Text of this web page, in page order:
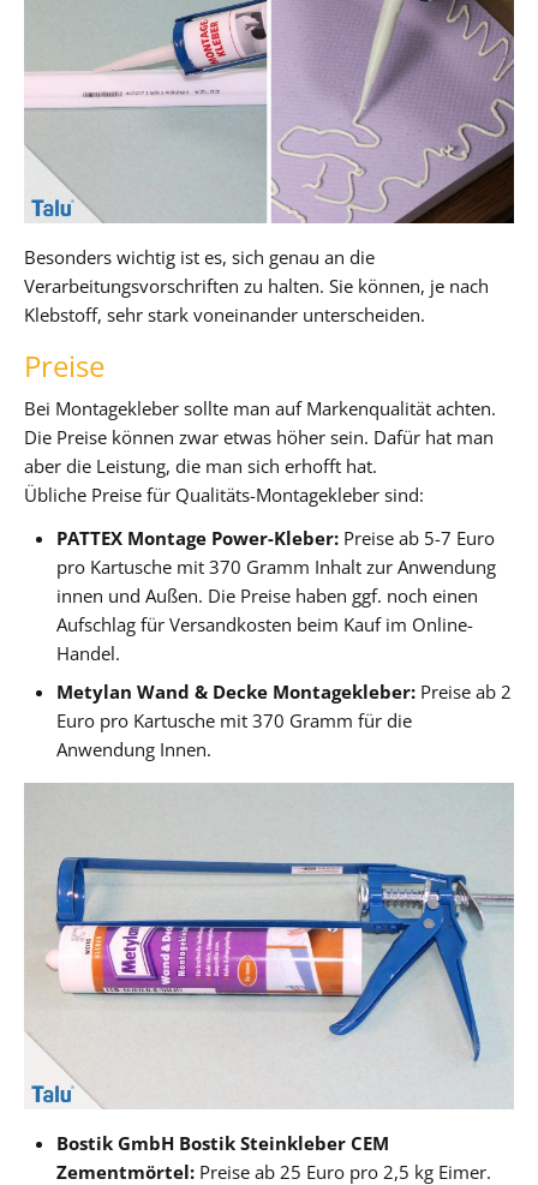
Besonders wichtig ist es, sich genau an die
Verarbeitungsvorschriften zu halten. Sie können, je nach
Klebstoff, sehr stark voneinander unterscheiden.
Preise
Bei Montagekleber sollte man auf Markenqualität achten.
Die Preise können zwar etwas höher sein. Dafür hat man
aber die Leistung, die man sich erhofft hat.
Übliche Preise für Qualitäts-Montagekleber sind:
PATTEX Montage Power-Kleber: Preise ab 5-7 Euro
pro Kartusche mit 370 Gramm Inhalt zur Anwendung
innen und Außen. Die Preise haben ggf. noch einen
Aufschlag für Versandkosten beim Kauf im Online-
Handel.
Metylan Wand & Decke Montagekleber: Preise ab 2
Euro pro Kartusche mit 370 Gramm für die
Anwendung Innen.
Bostik GmbH Bostik Steinkleber CEM
Zementmörtel: Preise ab 25 Euro pro 2,5 kg Eimer.